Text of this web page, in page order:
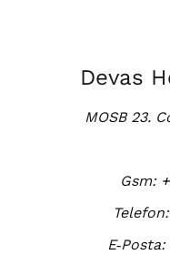
Devas
MOSB 23.
Gsm:
Telefon:
E‑Posta: